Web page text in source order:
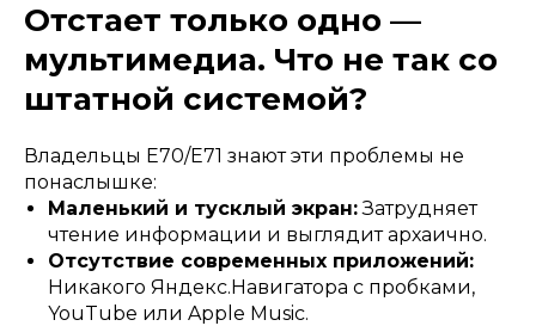
Отстает только одно —
мультимедиа. Что не так со
штатной системой?
Владельцы E70/E71 знают эти проблемы не
понаслышке:
Маленький и тусклый экран:Затрудняет
чтение информации и выглядит архаично.
Отсутствие современных приложений:
Никакого Яндекс.Навигатора с пробками,
YouTube или Apple Music.